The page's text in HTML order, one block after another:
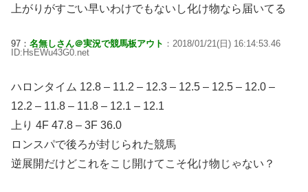
上がりがすごい早いわけでもないし化け物なら届いてる
97： 名無しさん＠実況で競馬板アウト ：2018/01/21(日) 16:14:53.46
ID:HsEWu43G0.net
ハロンタイム 12.8 – 11.2 – 12.3 – 12.5 – 12.5 – 12.0 –
12.2 – 11.8 – 11.8 – 12.1 – 12.1
上り 4F 47.8 – 3F 36.0
ロンスパで後ろが封じられた競馬
逆展開だけどこれをこじ開けてこそ化け物じゃない？